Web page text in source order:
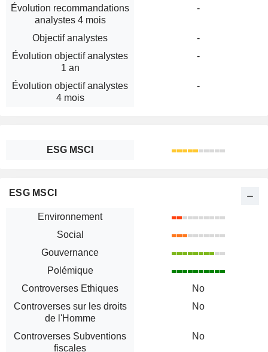
Évolution recommandations
analystes 4 mois
-
Objectif analystes
-
Évolution objectif analystes
1 an
-
Évolution objectif analystes
4 mois
-
ESG MSCI
ESG MSCI
Environnement
Social
Gouvernance
Polémique
Controverses Ethiques
No
Controverses sur les droits
de l'Homme
No
Controverses Subventions
fiscales
No